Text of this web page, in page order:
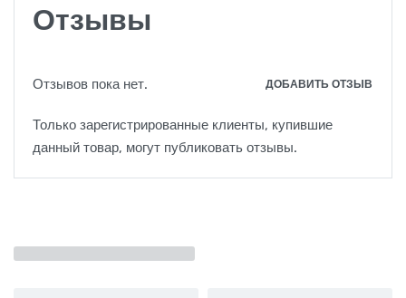
Отзывы
Отзывов пока нет. ДОБАВИТЬ ОТЗЫВ
Только зарегистрированные клиенты, купившие
данный товар, могут публиковать отзывы.